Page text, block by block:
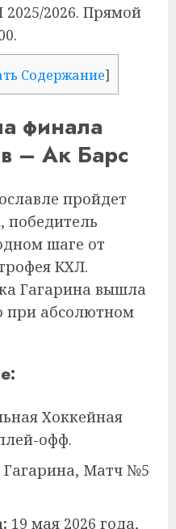
2026. Прямой
Содержание]
финала
– Ак Барс
пройдет
шаге от
КХЛ.
Гагарина вышла
абсолютном
Хоккейная
офф.
Матч №5
19 мая 2026 года,